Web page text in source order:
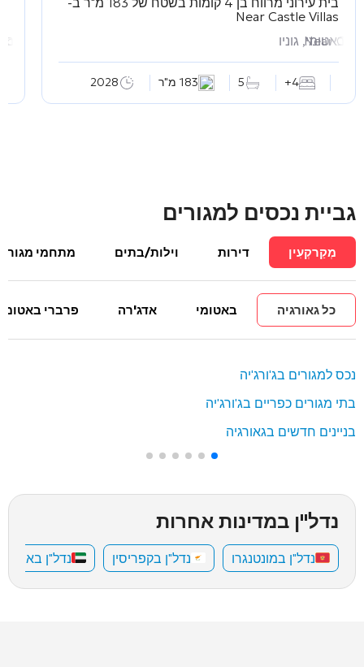
Near Castle Villas
באטומי, גוניו
Near
4+
5 183 מ"ר 2028
גביית נכסים למגורים
מְקַרקְעִין דירות וילות/בתים מתחמי
כל גאורגיה באטומי אדג'רה פרברי באטומי
נכס למגורים בג'ורג'יה
בתי מגורים כפריים בג'ורג'יה
בניינים חדשים בגאורגיה
נדל"ן במדינות אחרות
נדל"ן במונטנגרו נדל"ן בקפריסין נדל"ן